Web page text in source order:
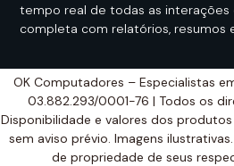
tempo real de todas as interações
completa com relatórios, resumos
OK Computadores – Especialistas
03.882.293/0001-76 | Todos os
Disponibilidade e valores dos
sem aviso prévio. Imagens
de propriedade de seus